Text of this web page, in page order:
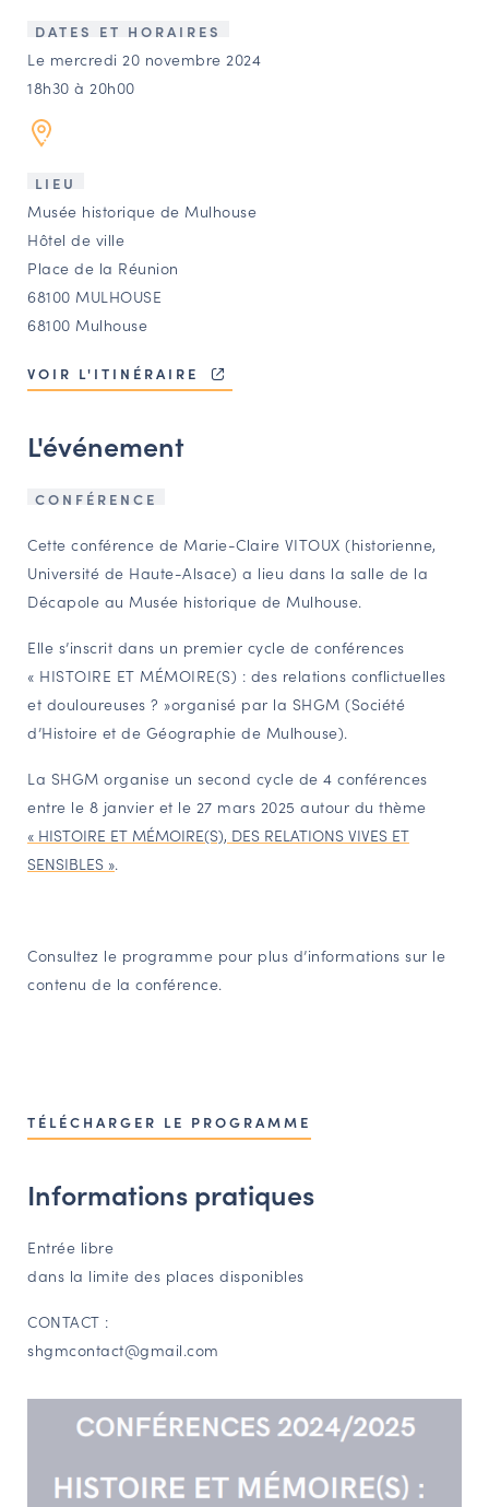
CONTACT
Agenda
Annuaire
Ressources
OFFRES D’EMPLOI ET DE STAGE
BOURSE D’ÉCHANGE
OUTILS EN LIGNE
CARTES DES NAUDIN
Espace acteurs
PORTAIL CULTURE
Comité d'Histoire Régionale
Service Inventaire et Patrimoines de la Région Grand Est
Amateurs d’histoire et de patrimoine
Responsables de structures
Étudiants & chercheurs
DATES ET HORAIRES
Le mercredi 20 novembre 2024
18h30 à 20h00
LIEU
Musée historique de Mulhouse
Hôtel de ville
Place de la Réunion
68100 MULHOUSE
68100 Mulhouse
VOIR L'ITINÉRAIRE
L'événement
CONFÉRENCE
Cette conférence de Marie-Claire VITOUX (historienne,
Université de Haute-Alsace) a lieu dans la salle de la
Décapole au Musée historique de Mulhouse.
Elle s’inscrit dans un premier cycle de conférences
« HISTOIRE ET MÉMOIRE(S) : des relations conflictuelles
et douloureuses ? »organisé par la SHGM (Société
d’Histoire et de Géographie de Mulhouse).
La SHGM organise un second cycle de 4 conférences
entre le 8 janvier et le 27 mars 2025 autour du thème
« HISTOIRE ET MÉMOIRE(S), DES RELATIONS VIVES ET
SENSIBLES ».
Consultez le programme pour plus d’informations sur le
contenu de la conférence.
TÉLÉCHARGER LE PROGRAMME
Informations pratiques
Entrée libre
dans la limite des places disponibles
CONTACT :
shgmcontact@gmail.com